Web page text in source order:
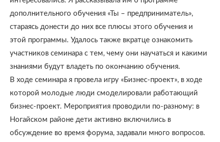
дополнительного обучения «Ты – предприниматель»,
стараясь донести до них все плюсы этого обучения и
этой программы. Удалось также вкратце ознакомить
участников семинара с тем, чему они научаться и какими
знаниями будут владеть по окончанию обучения.
В ходе семинара я провела игру «Бизнес-проект», в ходе
которой молодые люди смоделировали работающий
бизнес-проект. Мероприятия проводили по-разному: в
Ногайском районе дети активно включились в
обсуждение во время форума, задавали много вопросов.